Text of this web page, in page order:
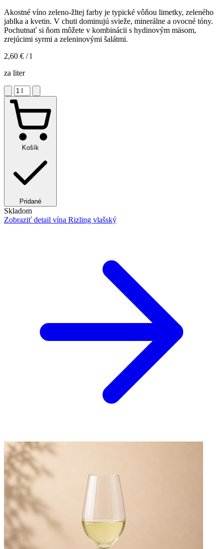
Akostné víno zeleno-žltej farby je typické vôňou limetky, zeleného
jablka a kvetin. V chuti dominujú svieže, minerálne a ovocné tóny.
Pochutnať si ňom môžete v kombinácii s hydinovým mäsom,
zrejúcimi syrmi a zeleninovými šalátmi.
2,60 € / l
za liter
Košík
Pridané
Skladom
Zobraziť detail vína Rizling vlašský